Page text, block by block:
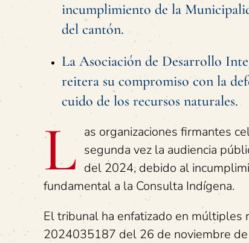
incumplimiento de la
del cantón.
La Asociación de Desarrollo
reitera su compromiso con la
cuido de los recursos naturales.
L as organizaciones firmantes
segunda vez la audiencia
del 2024, debido al
fundamental a la Consulta Indígena.
El tribunal ha enfatizado en múltiples
2024035187 del 26 de noviembre